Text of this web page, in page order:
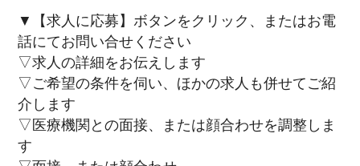
▼【求人に応募】ボタンをクリック、またはお電
話にてお問い合せください
▽求人の詳細をお伝えします
▽ご希望の条件を伺い、ほかの求人も併せてご紹
介します
▽医療機関との面接、または顔合わせを調整しま
す